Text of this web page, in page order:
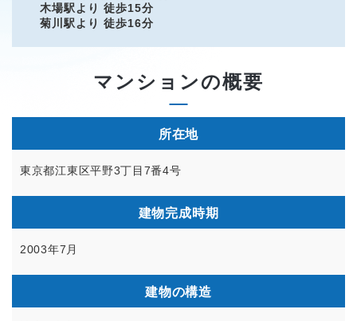
木場駅より 徒歩15分
菊川駅より 徒歩16分
マンションの概要
所在地
東京都江東区平野3丁目7番4号
建物完成時期
2003年7月
建物の構造